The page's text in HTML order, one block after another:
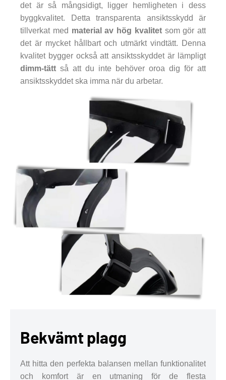
det är så mångsidigt, ligger hemligheten i dess
byggkvalitet. Detta transparenta ansiktsskydd är
tillverkat med material av hög kvalitetsom gör att
det är mycket hållbart och utmärkt vindtätt. Denna
kvalitet bygger också att ansiktsskyddet är lämpligt
dimm-tätt så att du inte behöver oroa dig för att
ansiktsskyddet ska imma när du arbetar.
Bekvämt plagg
Att hitta den perfekta balansen mellan funktionalitet
och komfort är en utmaning för de flesta